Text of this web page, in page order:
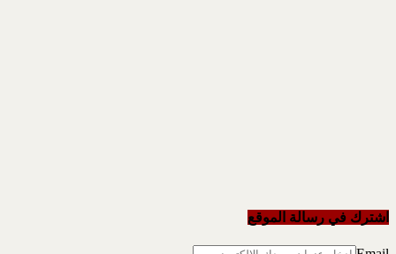
اشترك في رسالة الموقع